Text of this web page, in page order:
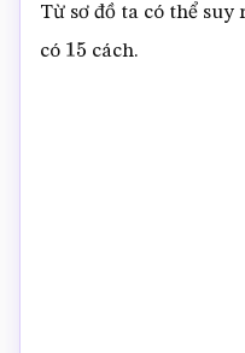
Từ sơ đồ ta có thể
có 15 cách.